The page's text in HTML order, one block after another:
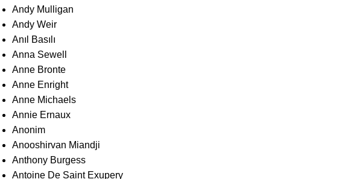
Andy Mulligan
Andy Weir
Anıl Basılı
Anna Sewell
Anne Bronte
Anne Enright
Anne Michaels
Annie Ernaux
Anonim
Anooshirvan Miandji
Anthony Burgess
Antoine De Saint Exupery